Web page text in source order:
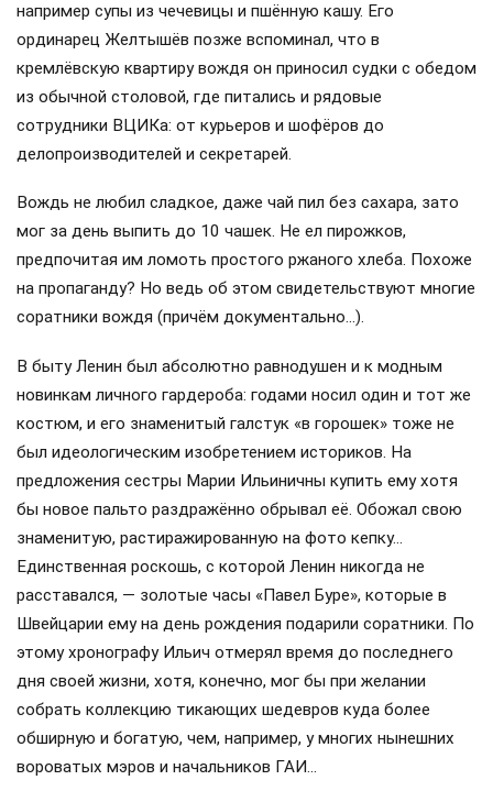
например супы из чечевицы и пшённую кашу. Его
ординарец Желтышёв позже вспоминал, что в
кремлёвскую квартиру вождя он приносил судки с обедом
из обычной столовой, где питались и рядовые
сотрудники ВЦИКа: от курьеров и шофёров до
делопроизводителей и секретарей.
Вождь не любил сладкое, даже чай пил без сахара, зато
мог за день выпить до 10 чашек. Не ел пирожков,
предпочитая им ломоть простого ржаного хлеба. Похоже
на пропаганду? Но ведь об этом свидетельствуют многие
соратники вождя (причём документально…).
В быту Ленин был абсолютно равнодушен и к модным
новинкам личного гардероба: годами носил один и тот же
костюм, и его знаменитый галстук «в горошек» тоже не
был идеологическим изобретением историков. На
предложения сестры Марии Ильиничны купить ему хотя
бы новое пальто раздражённо обрывал её. Обожал свою
знаменитую, растиражированную на фото кепку…
Единственная роскошь, с которой Ленин никогда не
расставался, — золотые часы «Павел Буре», которые в
Швейцарии ему на день рождения подарили соратники. По
этому хронографу Ильич отмерял время до последнего
дня своей жизни, хотя, конечно, мог бы при желании
собрать коллекцию тикающих шедевров куда более
обширную и богатую, чем, например, у многих нынешних
вороватых мэров и начальников ГАИ…